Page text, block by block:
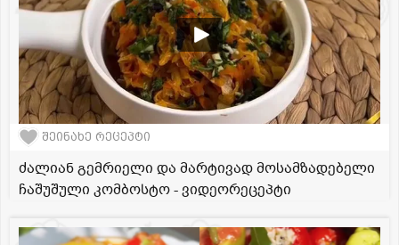
შეინახე რეცეპტი
ძალიან გემრიელი და მარტივად მოსამზადებელი
ჩაშუშული კომბოსტო - ვიდეორეცეპტი